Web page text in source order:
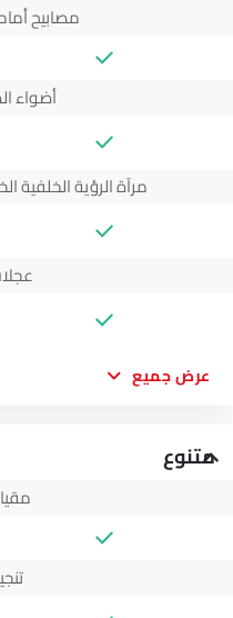
مصابيح
أضواء
مرآة الرؤية الخلفية
عرض جميع
متنوع